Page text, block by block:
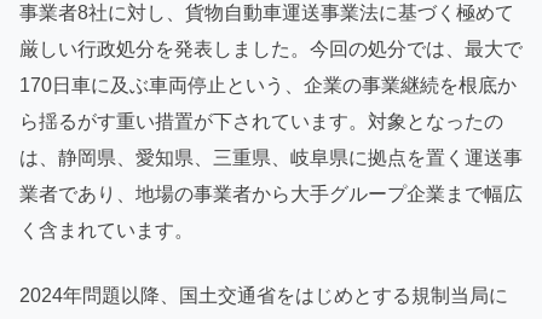
事業者8社に対し、貨物自動車運送事業法に基づく極めて
厳しい行政処分を発表しました。今回の処分では、最大で
170日車に及ぶ車両停止という、企業の事業継続を根底か
ら揺るがす重い措置が下されています。対象となったの
は、静岡県、愛知県、三重県、岐阜県に拠点を置く運送事
業者であり、地場の事業者から大手グループ企業まで幅広
く含まれています。
2024年問題以降、国土交通省をはじめとする規制当局に